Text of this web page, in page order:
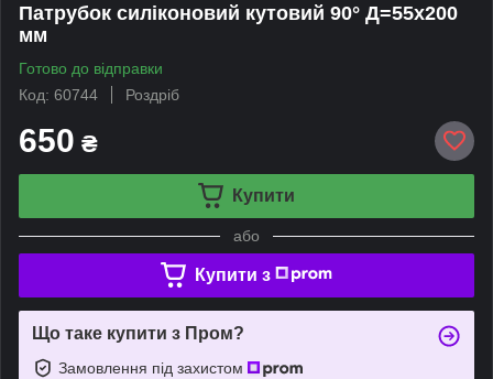
Патрубок силіконовий кутовий 90° Д=55х200
мм
Готово до відправки
Код: 60744
Роздріб
650 ₴
Купити
або
Купити з
Що таке купити з Пром?
Замовлення під захистом